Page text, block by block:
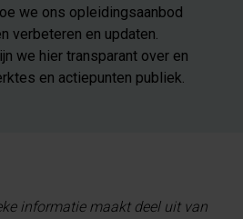
we ons opleidingsaanbod
verbeteren en updaten.
we hier transparant over en
en actiepunten publiek.
informatie maakt deel uit van